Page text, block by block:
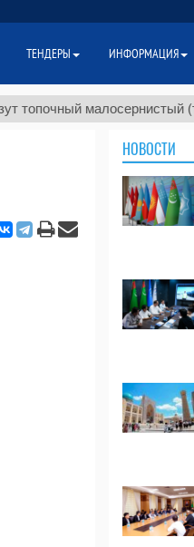
малосернистый (т.) $300
НОВОСТИ
ТЕНДЕРЫ ИНФОРМАЦИЯ